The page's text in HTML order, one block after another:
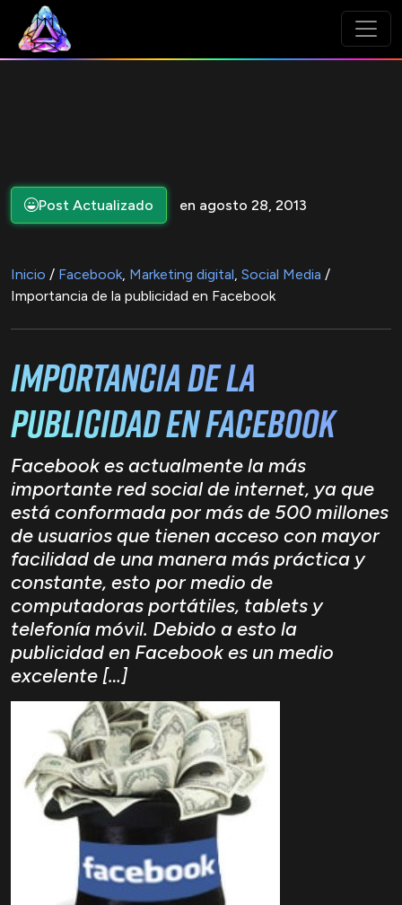
Post Actualizado en agosto 28, 2013
Inicio / Facebook, Marketing digital, Social Media /
Importancia de la publicidad en Facebook
Importancia de la
publicidad en Facebook
Facebook es actualmente la más
importante red social de internet, ya que
está conformada por más de 500 millones
de usuarios que tienen acceso con mayor
facilidad de una manera más práctica y
constante, esto por medio de
computadoras portátiles, tablets y
telefonía móvil. Debido a esto la
publicidad en Facebook es un medio
excelente […]